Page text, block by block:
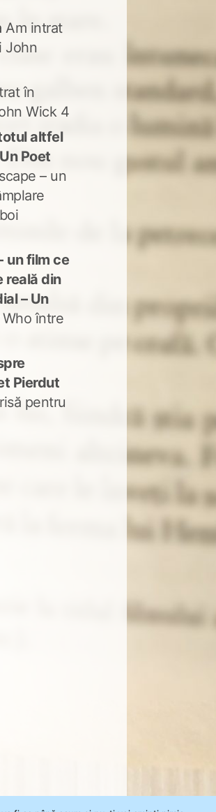
Am intrat
John
în
Wick 4
altfel
Poet
– un
un film ce
reală din
– Un
între
Pierdut
pentru